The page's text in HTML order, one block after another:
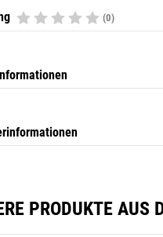
(0)
PRODUKTE AUS